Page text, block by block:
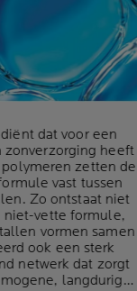
dat voor een
zonverzorging heeft
zetten de
vast tussen
Zo ontstaat niet
niet-vette formule,
vormen samen
ook een sterk
netwerk dat zorgt
langdurige